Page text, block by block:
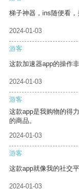
梯子神器，ins随便看，
2024-01-03
游客
这款加速器app的操作
2024-01-03
游客
这款app是我购物的得
的商品。
2024-01-03
游客
这款app就像我的社交
2024-01-03